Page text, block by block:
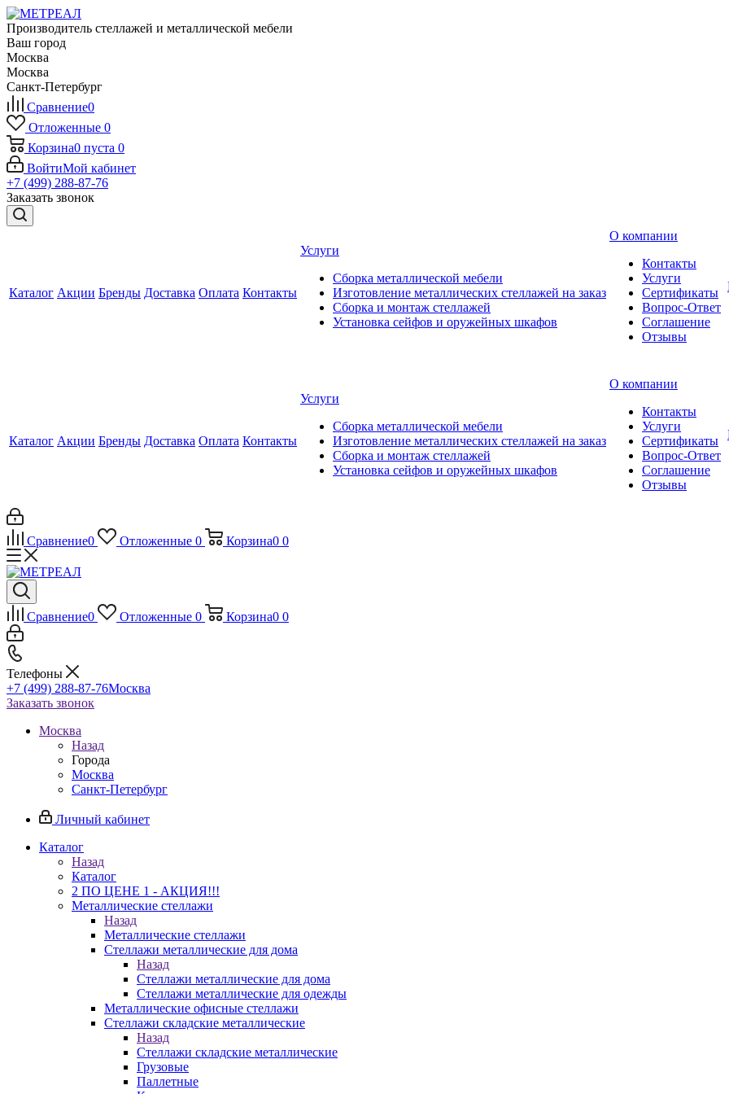
Производитель стеллажей и металлической мебели
Ваш город
Москва
Москва
Санкт-Петербург
Сравнение0
Отложенные 0
Корзина0 пуста 0
ВойтиМой кабинет
+7 (499) 288-87-76
Заказать звонок
Каталог Акции Бренды Доставка Оплата Контакты
Услуги
Сборка металлической мебели
Изготовление металлических стеллажей на заказ
Сборка и монтаж стеллажей
Установка сейфов и оружейных шкафов
О компании
Контакты
Услуги
Сертификаты
Вопрос-Ответ
Соглашение
Отзывы
Каталог Акции Бренды Доставка Оплата Контакты
Услуги
Сборка металлической мебели
Изготовление металлических стеллажей на заказ
Сборка и монтаж стеллажей
Установка сейфов и оружейных шкафов
О компании
Контакты
Услуги
Сертификаты
Вопрос-Ответ
Соглашение
Отзывы
Сравнение0 Отложенные 0 Корзина0 0
Сравнение0 Отложенные 0 Корзина0 0
Телефоны
+7 (499) 288-87-76Москва
Заказать звонок
Москва
Назад
Города
Москва
Санкт-Петербург
Личный кабинет
Каталог
Назад
Каталог
2 ПО ЦЕНЕ 1 - АКЦИЯ!!!
Металлические стеллажи
Назад
Металлические стеллажи
Стеллажи металлические для дома
Назад
Стеллажи металлические для дома
Стеллажи металлические для одежды
Металлические офисные стеллажи
Стеллажи складские металлические
Назад
Стеллажи складские металлические
Грузовые
Паллетные